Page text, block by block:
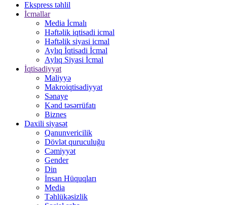
Ekspress təhlil
İcmallar
Media İcmalı
Həftəlik iqtisadi icmal
Həftəlik siyasi icmal
Aylıq İqtisadi İcmal
Aylıq Siyasi İcmal
İqtisadiyyat
Maliyyə
Makroiqtisadiyyat
Sənaye
Kənd təsərrüfatı
Biznes
Daxili siyasət
Qanunvericilik
Dövlət quruculuğu
Cəmiyyət
Gender
Din
İnsan Hüquqları
Media
Təhlükəsizlik